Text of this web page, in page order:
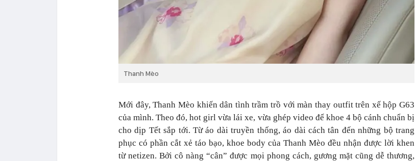
Thanh Mèo
Mới đây, Thanh Mèo khiến dân tình trầm trồ với màn thay outfit trên xế hộp G63
của mình. Theo đó, hot girl vừa lái xe, vừa ghép video để khoe 4 bộ cánh chuẩn bị
cho dịp Tết sắp tới. Từ áo dài truyền thống, áo dài cách tân đến những bộ trang
phục có phần cắt xẻ táo bạo, khoe body của Thanh Mèo đều nhận được lời khen
từ netizen. Bởi cô nàng “cân” được mọi phong cách, gương mặt cũng dễ thương,